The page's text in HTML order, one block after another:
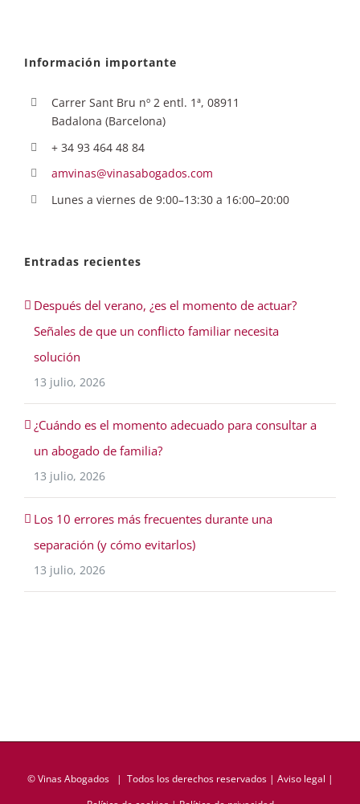
Información importante
Carrer Sant Bru nº 2 entl. 1ª, 08911
Badalona (Barcelona)
+ 34 93 464 48 84
amvinas@vinasabogados.com
Lunes a viernes de 9:00–13:30 a 16:00–20:00
Entradas recientes
Después del verano, ¿es el momento de actuar?
Señales de que un conflicto familiar necesita
solución
13 julio, 2026
¿Cuándo es el momento adecuado para consultar a
un abogado de familia?
13 julio, 2026
Los 10 errores más frecuentes durante una
separación (y cómo evitarlos)
13 julio, 2026
©Vinas Abogados| Todos los derechos reservados | Aviso legal |